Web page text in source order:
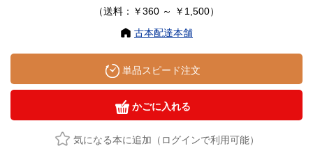
（送料：￥360 ～ ￥1,500）
古本配達本舗
単品スピード注文
かごに入れる
気になる本に追加（ログインで利用可能）